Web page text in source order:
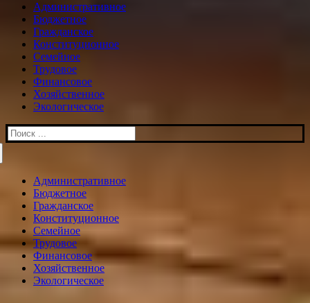
Административное
Бюджетное
Гражданское
Конституционное
Семейное
Трудовое
Финансовое
Хозяйственное
Экологическое
Искать:
Административное
Бюджетное
Гражданское
Конституционное
Семейное
Трудовое
Финансовое
Хозяйственное
Экологическое